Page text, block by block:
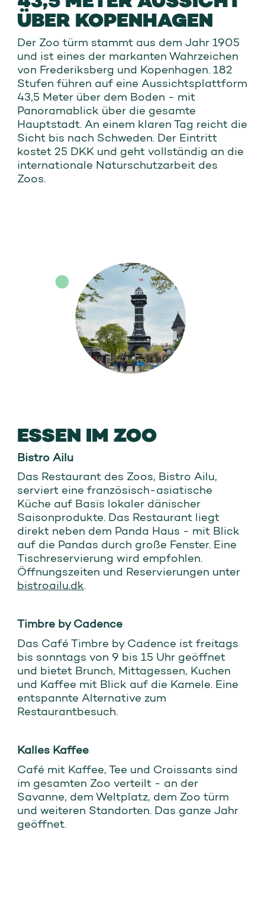
ÜBER KOPENHAGEN
Der Zoo türm stammt aus dem Jahr 1905
und ist eines der markanten Wahrzeichen
von Frederiksberg und Kopenhagen. 182
Stufen führen auf eine Aussichtsplattform
43,5 Meter über dem Boden - mit
Panoramablick über die gesamte
Hauptstadt. An einem klaren Tag reicht die
Sicht bis nach Schweden. Der Eintritt
kostet 25 DKK und geht vollständig an die
internationale Naturschutzarbeit des
Zoos.
ESSEN IM ZOO
Bistro Ailu
Das Restaurant des Zoos, Bistro Ailu,
serviert eine französisch-asiatische
Küche auf Basis lokaler dänischer
Saisonprodukte. Das Restaurant liegt
direkt neben dem Panda Haus - mit Blick
auf die Pandas durch große Fenster. Eine
Tischreservierung wird empfohlen.
Öffnungszeiten und Reservierungen unter
bistroailu.dk.
Timbre by Cadence
Das Café Timbre by Cadence ist freitags
bis sonntags von 9 bis 15 Uhr geöffnet
und bietet Brunch, Mittagessen, Kuchen
und Kaffee mit Blick auf die Kamele. Eine
entspannte Alternative zum
Restaurantbesuch.
Kalles Kaffee
Café mit Kaffee, Tee und Croissants sind
im gesamten Zoo verteilt - an der
Savanne, dem Weltplatz, dem Zoo türm
und weiteren Standorten. Das ganze Jahr
geöffnet.